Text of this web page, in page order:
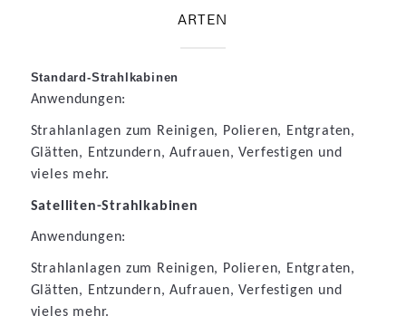
ARTEN
Standard-Strahlkabinen
Anwendungen:
Strahlanlagen zum Reinigen, Polieren, Entgraten,
Glätten, Entzundern, Aufrauen, Verfestigen und
vieles mehr.
Satelliten-Strahlkabinen
Anwendungen:
Strahlanlagen zum Reinigen, Polieren, Entgraten,
Glätten, Entzundern, Aufrauen, Verfestigen und
vieles mehr.